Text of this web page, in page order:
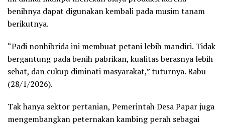
benihnya dapat digunakan kembali pada musim tanam
berikutnya.
“Padi nonhibrida ini membuat petani lebih mandiri. Tidak
bergantung pada benih pabrikan, kualitas berasnya lebih
sehat, dan cukup diminati masyarakat,” tuturnya. Rabu
(28/1/2026).
Tak hanya sektor pertanian, Pemerintah Desa Papar juga
mengembangkan peternakan kambing perah sebagai